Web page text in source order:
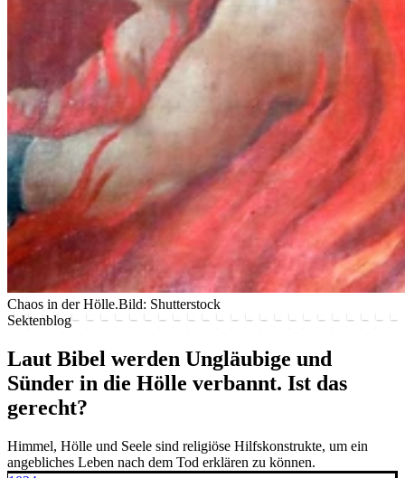
Chaos in der Hölle.Bild: Shutterstock
Sektenblog
Laut Bibel werden Ungläubige und
Sünder in die Hölle verbannt. Ist das
gerecht?
Himmel, Hölle und Seele sind religiöse Hilfskonstrukte, um ein
angebliches Leben nach dem Tod erklären zu können.